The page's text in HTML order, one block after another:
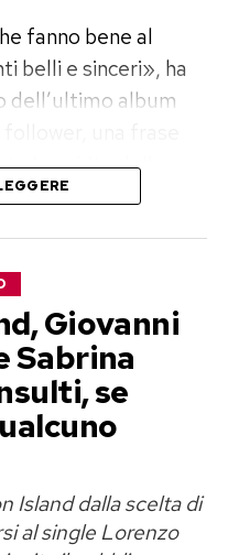
fanno bene al
belli e sinceri», ha
dell’ultimo album
lo spirito delle sue
Instagram la
da anni una
showgirl.
risale sulla barca
righe bianche e blu,
sole, circondata da
Giovanni
Sabrina
se
Island dalla scelta di
al single Lorenzo